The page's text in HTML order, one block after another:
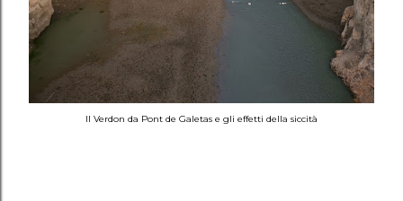
Il Verdon da Pont de Galetas e gli effetti della siccità